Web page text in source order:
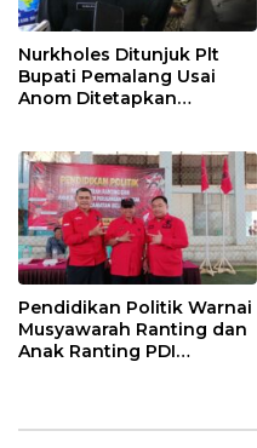
Nurkholes Ditunjuk Plt
Bupati Pemalang Usai
Anom Ditetapkan
Pendidikan Politik Warnai
Musyawarah Ranting dan
Anak Ranting PDI